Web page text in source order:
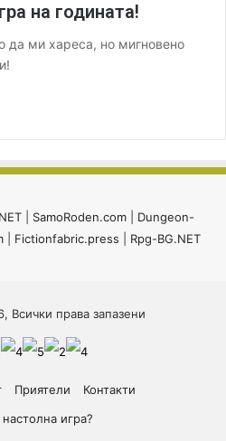
на годината!
да ми хареса, но мигновено
| SamoRoden.com| Dungeon-
Fictionfabric.press Rpg-BG.NET
Всички права запазени
Приятели
Контакти
игра?